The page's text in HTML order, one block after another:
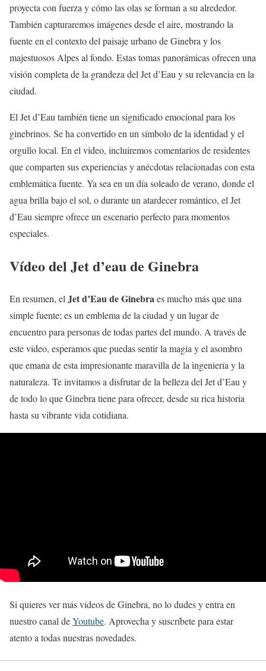
proyecta con fuerza y cómo las olas se forman a su alrededor.
También capturaremos imágenes desde el aire, mostrando la
fuente en el contexto del paisaje urbano de Ginebra y los
majestuosos Alpes al fondo. Estas tomas panorámicas ofrecen una
visión completa de la grandeza del Jet d’Eau y su relevancia en la
ciudad.
El Jet d’Eau también tiene un significado emocional para los
ginebrinos. Se ha convertido en un símbolo de la identidad y el
orgullo local. En el video, incluiremos comentarios de residentes
que comparten sus experiencias y anécdotas relacionadas con esta
emblemática fuente. Ya sea en un día soleado de verano, donde el
agua brilla bajo el sol, o durante un atardecer romántico, el Jet
d’Eau siempre ofrece un escenario perfecto para momentos
especiales.
Vídeo del Jet d’eau de Ginebra
En resumen, el Jet d’Eau de Ginebra es mucho más que una
simple fuente; es un emblema de la ciudad y un lugar de
encuentro para personas de todas partes del mundo. A través de
este video, esperamos que puedas sentir la magia y el asombro
que emana de esta impresionante maravilla de la ingeniería y la
naturaleza. Te invitamos a disfrutar de la belleza del Jet d’Eau y
de todo lo que Ginebra tiene para ofrecer, desde su rica historia
hasta su vibrante vida cotidiana.
Si quieres ver más vídeos de Ginebra, no lo dudes y entra en
nuestro canal deYoutube. Aprovecha y suscríbete para estar
atento a todas nuestras novedades.